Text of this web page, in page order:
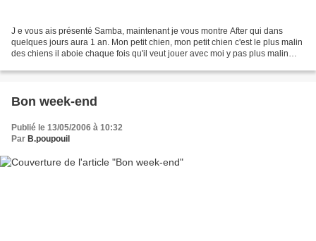
J e vous ais présenté Samba, maintenant je vous montre After qui dans
quelques jours aura 1 an. Mon petit chien, mon petit chien c'est le plus malin
des chiens il aboie chaque fois qu'il veut jouer avec moi y pas plus malin
Bon week-end
Publié le 13/05/2006 à 10:32
Par B.poupouil